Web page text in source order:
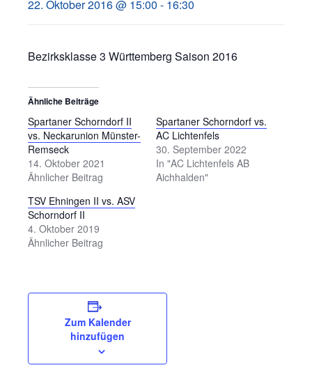
22. Oktober 2016 @ 15:00 - 16:30
Bezirksklasse 3 Württemberg Saison 2016
Ähnliche Beiträge
Spartaner Schorndorf II
vs. Neckarunion Münster-
Remseck
14. Oktober 2021
Ähnlicher Beitrag
Spartaner Schorndorf vs.
AC Lichtenfels
30. September 2022
In "AC Lichtenfels AB
Aichhalden"
TSV Ehningen II vs. ASV
Schorndorf II
4. Oktober 2019
Ähnlicher Beitrag
Zum Kalender
hinzufügen